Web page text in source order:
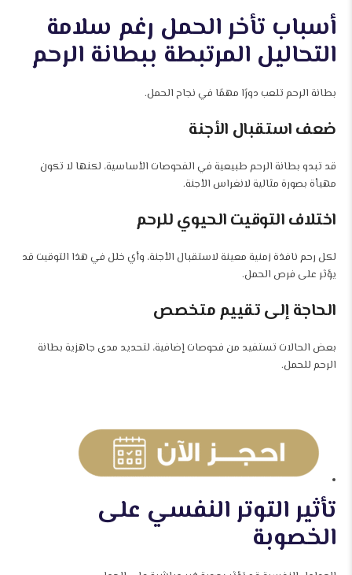
أسباب تأخر الحمل رغم سلامة
التحاليل المرتبطة ببطانة الرحم
بطانة الرحم تلعب دورًا مهمًا في نجاح الحمل.
ضعف استقبال الأجنة
قد تبدو بطانة الرحم طبيعية في الفحوصات الأساسية، لكنها لا تكون
مهيأة بصورة مثالية لانغراس الأجنة.
اختلاف التوقيت الحيوي للرحم
لكل رحم نافذة زمنية معينة لاستقبال الأجنة، وأي خلل في هذا التوقيت قد
يؤثر على فرص الحمل.
الحاجة إلى تقييم متخصص
بعض الحالات تستفيد من فحوصات إضافية، لتحديد مدى جاهزية بطانة
الرحم للحمل.
تأثير التوتر النفسي على
الخصوبة